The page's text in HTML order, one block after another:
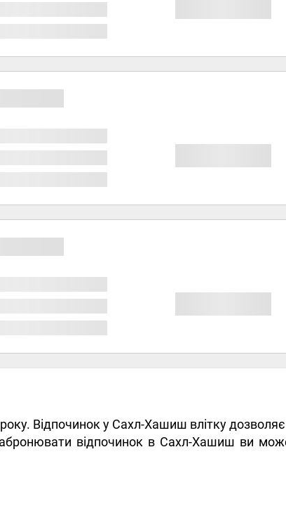
Відпочинок у Сахл-Хашиш влітку
відпочинок в Сахл-Хашиш ви